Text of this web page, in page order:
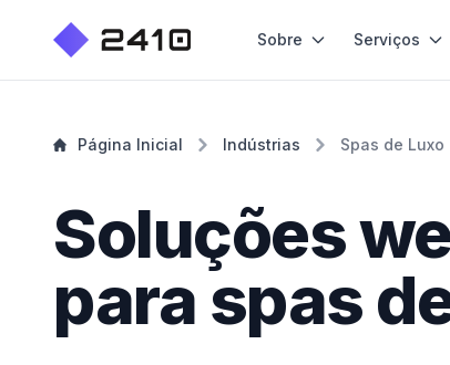
Sobre Serviços
Página Inicial Indústrias Spas de Luxo
Soluções
para spas